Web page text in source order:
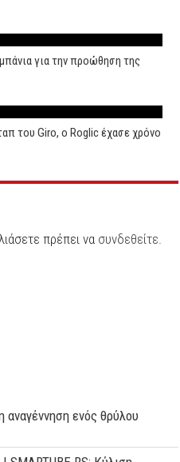
για την προώθηση της
του Giro, ο Roglic έχασε χρόνο
πρέπει να συνδεθείτε
αναγέννηση ενός θρύλου